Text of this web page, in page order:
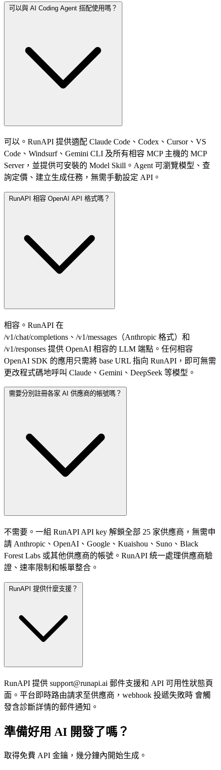
可以與 AI Coding Agent 搭配使用嗎？
可以。RunAPI 提供適配 Claude Code、Codex、Cursor、VS
Code、Windsurf、Gemini CLI 及所有相容 MCP 主機的 MCP
Server，並提供可安裝的 Model Skill。Agent 可瀏覽模型、查
詢定價、建立生成任務，無需手動設定 API。
RunAPI 相容 OpenAI API 格式嗎？
相容。RunAPI 在
/v1/chat/completions、/v1/messages（Anthropic 格式）和
/v1/responses 提供 OpenAI 相容的 LLM 端點。任何相容
OpenAI SDK 的應用只需將 base URL 指向 RunAPI，即可無需
更改程式碼地呼叫 Claude、Gemini、DeepSeek 等模型。
需要分別註冊各家 AI 供應商的帳號嗎？
不需要。一組 RunAPI API key 解鎖全部 25 家供應商，無需申
請 Anthropic、OpenAI、Google、Kuaishou、Suno、Black
Forest Labs 或其他供應商的帳號。RunAPI 統一處理供應商驗
證、速率限制和帳單整合。
RunAPI 提供什麼支援？
RunAPI 提供 support@runapi.ai 郵件支援和 API 可用性狀態頁
面。平台即時路由請求至供應商，webhook 投遞失敗時 會觸
發含診斷詳情的郵件通知。
準備好用 AI 開發了嗎？
取得免費 API 金鑰，幾分鐘內開始生成。